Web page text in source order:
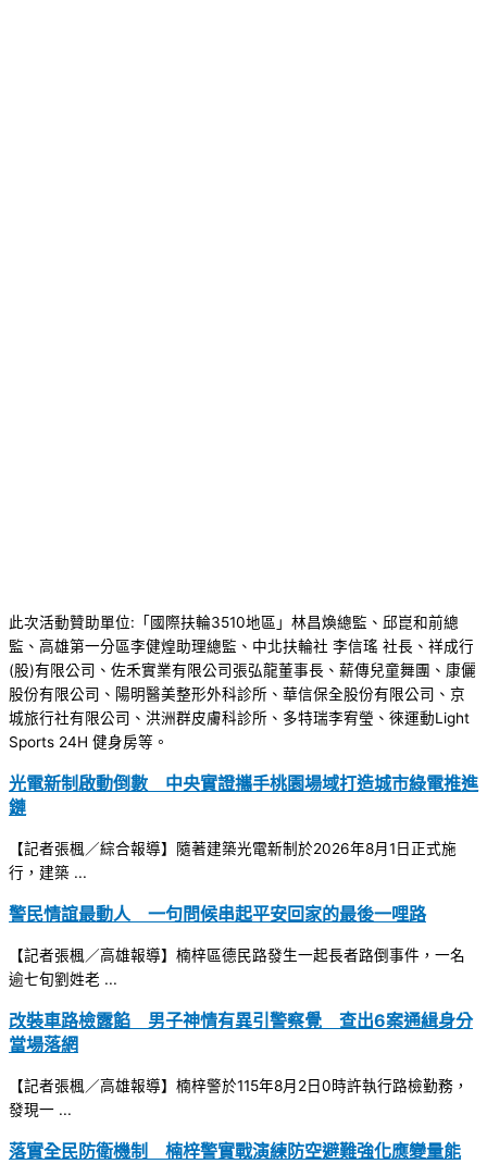
此次活動贊助單位:「國際扶輪3510地區」林昌煥總監、邱崑和前總
監、高雄第一分區李健煌助理總監、中北扶輪社 李信瑤 社長、祥成行
(股)有限公司、佐禾實業有限公司張弘龍董事長、薪傳兒童舞團、康儷
股份有限公司、陽明醫美整形外科診所、華信保全股份有限公司、京
城旅行社有限公司、洪洲群皮膚科診所、多特瑞李宥瑩、徠運動Light
Sports 24H 健身房等。
光電新制啟動倒數 中央實證攜手桃園場域打造城市綠電推進
鏈
【記者張楓／綜合報導】隨著建築光電新制於2026年8月1日正式施
行，建築 ...
警民情誼最動人 一句問候串起平安回家的最後一哩路
【記者張楓／高雄報導】楠梓區德民路發生一起長者路倒事件，一名
逾七旬劉姓老 ...
改裝車路檢露餡 男子神情有異引警察覺 查出6案通緝身分
當場落網
【記者張楓／高雄報導】楠梓警於115年8月2日0時許執行路檢勤務，
發現一 ...
落實全民防衛機制 楠梓警實戰演練防空避難強化應變量能